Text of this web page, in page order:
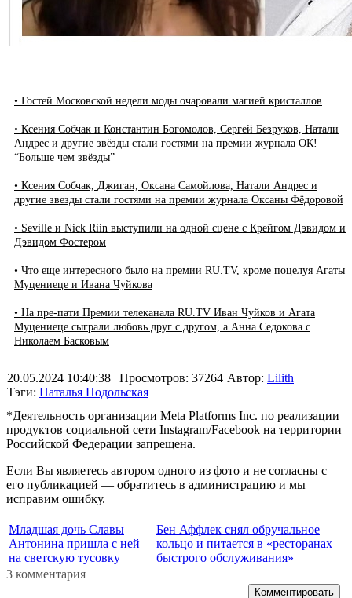
• Гостей Московской недели моды очаровали магией кристаллов
• Ксения Собчак и Константин Богомолов, Сергей Безруков, Натали
Андрес и другие звёзды стали гостями на премии журнала ОК!
“Больше чем звёзды”
• Ксения Собчак, Джиган, Оксана Самойлова, Натали Андрес и
другие звезды стали гостями на премии журнала Оксаны Фёдоровой
• Seville и Nick Riin выступили на одной сцене с Крейгом Дэвидом и
Дэвидом Фостером
• Что еще интересного было на премии RU.TV, кроме поцелуя Агаты
Муцениеце и Ивана Чуйкова
• На пре-пати Премии телеканала RU.TV Иван Чуйков и Агата
Муцениеце сыграли любовь друг с другом, а Анна Седокова с
Николаем Басковым
20.05.2024 10:40:38 | Просмотров: 37264
Тэги: Наталья Подольская
Автор: Lilith
*Деятельность организации Meta Platforms Inc. по реализации
продуктов социальной сети Instagram/Facebook на территории
Российской Федерации запрещена.
Если Вы являетесь автором одного из фото и не согласны с
его публикацией — обратитесь в администрацию и мы
исправим ошибку.
Младшая дочь Славы
Антонина пришла с ней
на светскую тусовку
Бен Аффлек снял обручальное
кольцо и питается в «ресторанах
быстрого обслуживания»
3 комментария
Комментировать